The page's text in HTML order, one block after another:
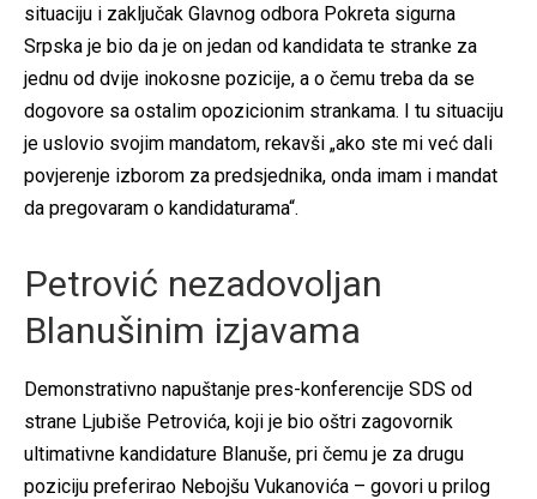
situaciju i zaključak Glavnog odbora Pokreta sigurna
Srpska je bio da je on jedan od kandidata te stranke za
jednu od dvije inokosne pozicije, a o čemu treba da se
dogovore sa ostalim opozicionim strankama. I tu situaciju
je uslovio svojim mandatom, rekavši „ako ste mi već dali
povjerenje izborom za predsjednika, onda imam i mandat
da pregovaram o kandidaturama“.
Petrović nezadovoljan
Blanušinim izjavama
Demonstrativno napuštanje pres-konferencije SDS od
strane Ljubiše Petrovića, koji je bio oštri zagovornik
ultimativne kandidature Blanuše, pri čemu je za drugu
poziciju preferirao Nebojšu Vukanovića – govori u prilog